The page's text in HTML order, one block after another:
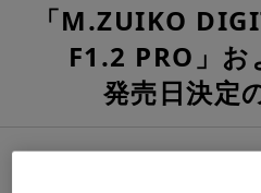
「M.ZUIKO
F1.2 PRO」お
発売日決定